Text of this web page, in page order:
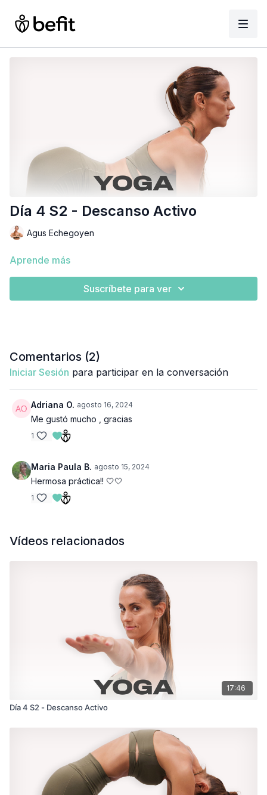
Día 4 S2 - Descanso Activo
Agus Echegoyen
Aprende más
Suscríbete para ver
Comentarios (2)
Iniciar Sesión para participar en la conversación
Adriana O. agosto 16, 2024
Me gustó mucho , gracias
1
Maria Paula B. agosto 15, 2024
Hermosa práctica!! 🤍🤍
1
Vídeos relacionados
17:46
Día 4 S2 - Descanso Activo ‎